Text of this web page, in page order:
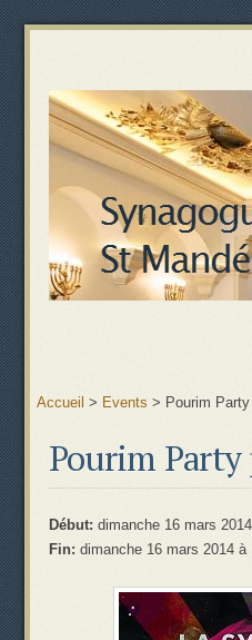
Accueil > Events > Pourim
Pourim Party
Début: dimanche 16 mars
Fin: dimanche 16 mars 2014 à